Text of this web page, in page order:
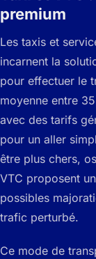
premium
Les taxis et
incarnent la
pour effectuer le
moyenne entre
avec des tarifs
pour un aller
être plus chers,
VTC proposent
possibles
trafic perturbé.
Ce mode de